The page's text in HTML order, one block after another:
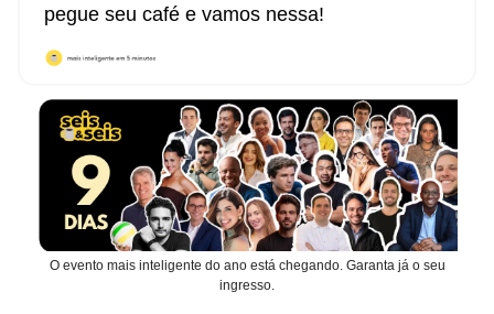
pegue seu café e vamos nessa!
O evento mais inteligente do ano está chegando. Garanta já o seu
ingresso.